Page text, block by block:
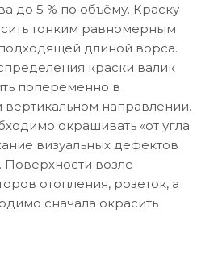
до 5 % по объёму. Краску
тонким равномерным
длиной ворса.
краски валик
попеременно в
вертикальном направлении.
окрашивать «от угла
визуальных дефектов
Поверхности возле
отопления, розеток, а
сначала окрасить